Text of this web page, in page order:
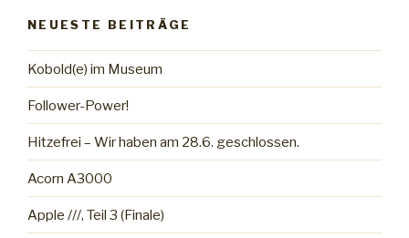
NEUESTE BEITRÄGE
Kobold(e) im Museum
Follower-Power!
Hitzefrei – Wir haben am 28.6. geschlossen.
Acorn A3000
Apple ///, Teil 3 (Finale)